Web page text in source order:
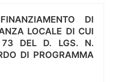
DI
LOCALE DI CUI
DEL D. LGS. N.
DI PROGRAMMA